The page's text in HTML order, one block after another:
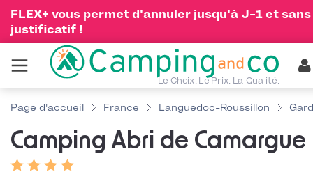
FLEX+ vous permet d'annuler jusqu'à J-1 et sans
justificatif !
Le Choix. Le Prix. La Qualité.
Page d'accueil France Languedoc-Roussillon Gard
Camping Abri de Camargue